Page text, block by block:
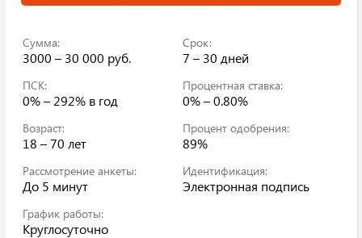
Сумма:
3000 – 30 000 руб.
Срок:
7 – 30 дней
ПСК:
0% – 292% в год
Процентная ставка:
0% – 0.80%
Возраст:
18 – 70 лет
Процент одобрения:
89%
Рассмотрение анкеты:
До 5 минут
Идентификация:
Электронная подпись
График работы:
Круглосуточно